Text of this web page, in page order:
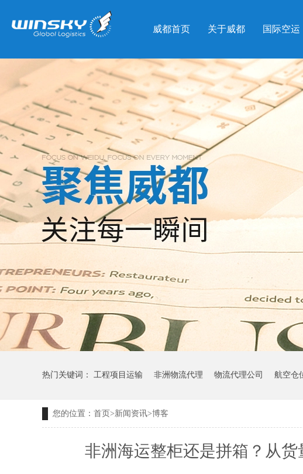
威都首页 关于威都 国际空运
热门关键词： 工程项目运输 非洲物流代理 物流代理公司 航空仓
您的位置： 首页>新闻资讯>博客
非洲海运整柜还是拼箱？从